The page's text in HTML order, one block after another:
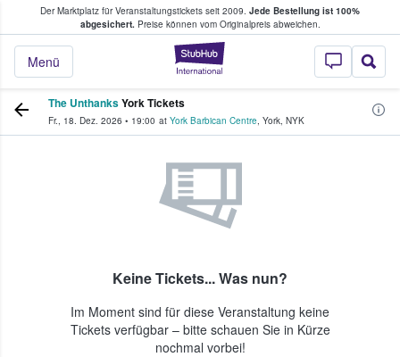
Der Marktplatz für Veranstaltungstickets seit 2009. Jede Bestellung ist 100%
abgesichert.Preise können vom Originalpreis abweichen.
StubHub - Wo
Menü
Tickets kaufen & verkaufen
The UnthanksYork Tickets
Fr., 18. Dez. 2026 • 19:00 at York Barbican Centre, York, NYK
Keine Tickets... Was nun?
Im Moment sind für diese Veranstaltung keine
Tickets verfügbar – bitte schauen Sie in Kürze
nochmal vorbei!